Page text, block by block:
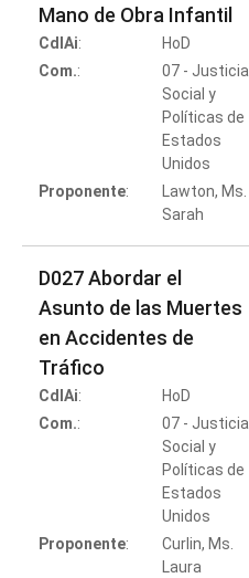
Mano de Obra Infantil
CdlAi:
HoD
Com.:
07 - Justicia
Social y
Políticas de
Estados
Unidos
Proponente:
Lawton, Ms.
Sarah
D027 Abordar el
Asunto de las Muertes
en Accidentes de
Tráfico
CdlAi:
HoD
Com.:
07 - Justicia
Social y
Políticas de
Estados
Unidos
Proponente:
Curlin, Ms.
Laura